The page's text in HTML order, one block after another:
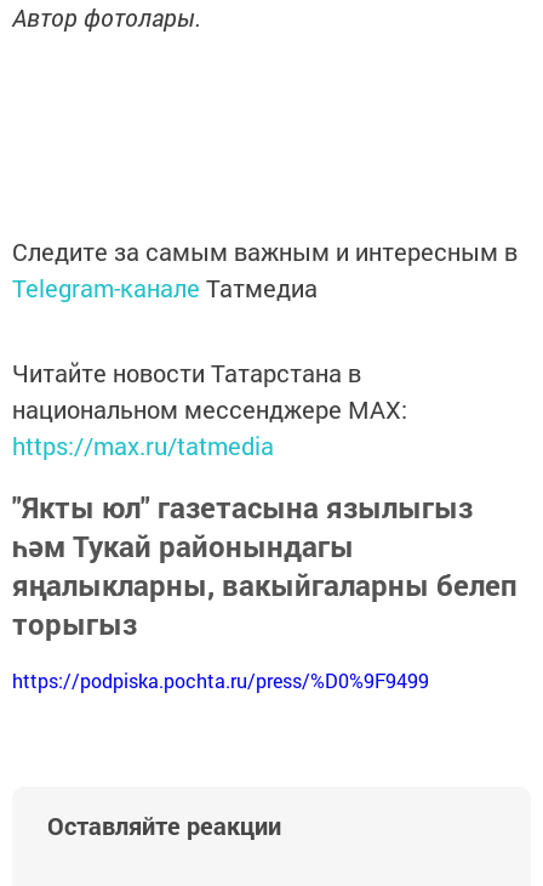
Автор фотолары.
Следите за самым важным и интересным в
Telegram-канале Татмедиа
Читайте новости Татарстана в
национальном мессенджере MАХ:
https://max.ru/tatmedia
"Якты юл" газетасына язылыгыз
һәм Тукай районындагы
яңалыкларны, вакыйгаларны белеп
торыгыз
https://podpiska.pochta.ru/press/%D0%9F9499
Оставляйте реакции